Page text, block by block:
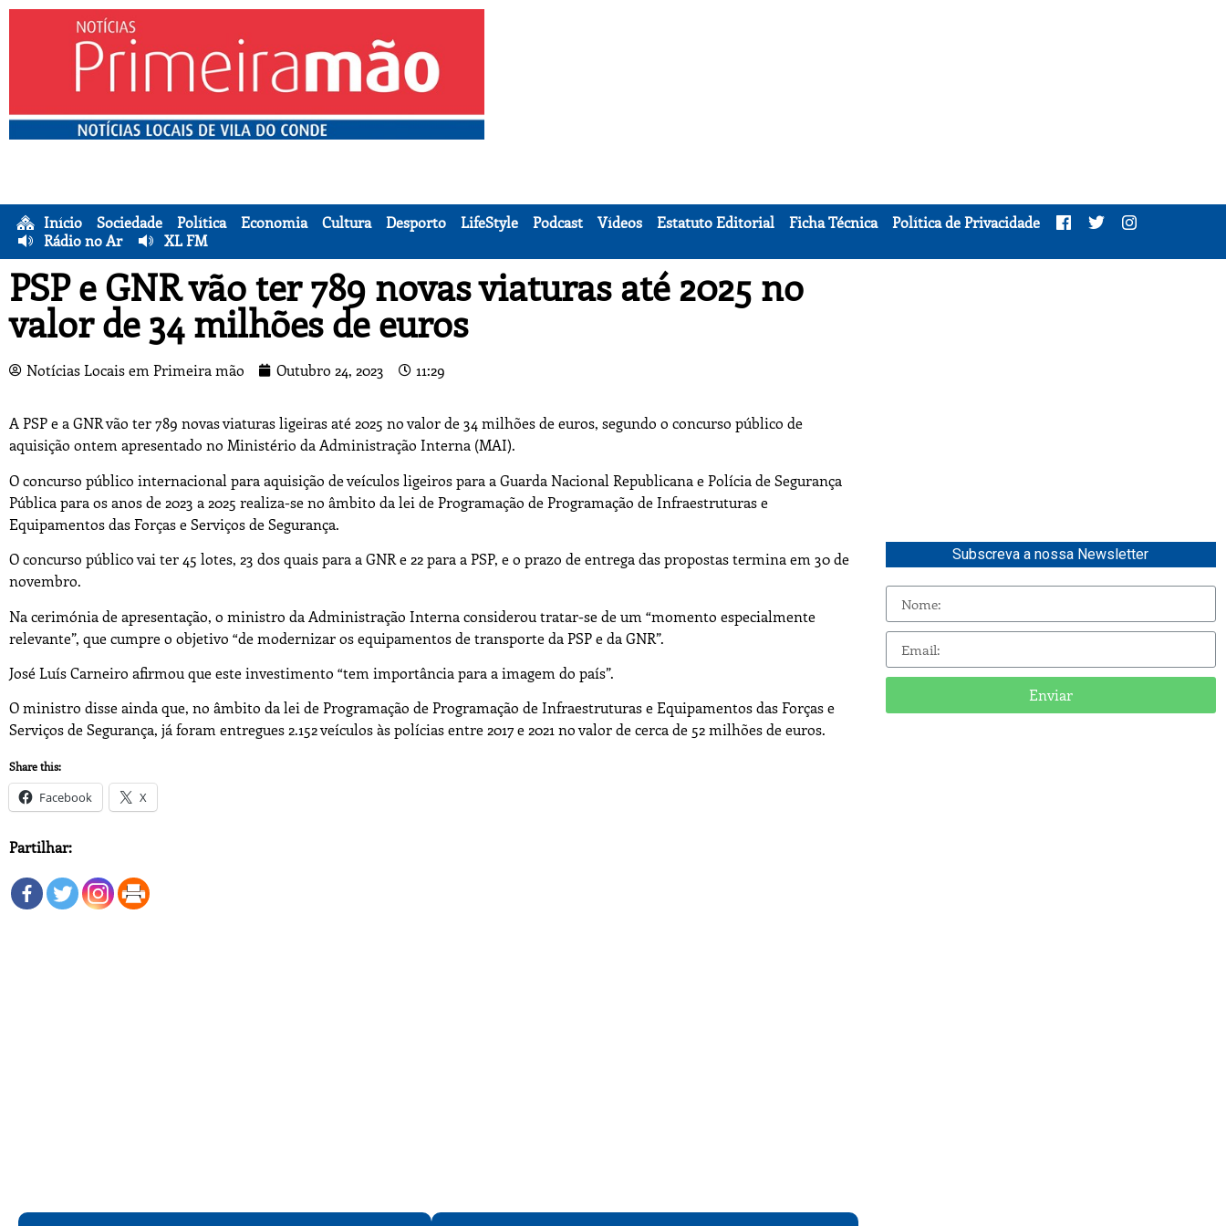
Início Sociedade Política Economia Cultura Desporto LifeStyle Podcast Vídeos Estatuto Editorial Ficha Técnica
Política de Privacidade
Rádio no Ar
XL FM
PSP e GNR vão ter 789 novas viaturas até 2025 no
valor de 34 milhões de euros
Notícias Locais em Primeira mão Outubro 24, 2023 11:29
A PSP e a GNR vão ter 789 novas viaturas ligeiras até 2025 no valor de 34 milhões de euros, segundo o concurso público de
aquisição ontem apresentado no Ministério da Administração Interna (MAI).
O concurso público internacional para aquisição de veículos ligeiros para a Guarda Nacional Republicana e Polícia de Segurança
Pública para os anos de 2023 a 2025 realiza-se no âmbito da lei de Programação de Programação de Infraestruturas e
Equipamentos das Forças e Serviços de Segurança.
O concurso público vai ter 45 lotes, 23 dos quais para a GNR e 22 para a PSP, e o prazo de entrega das propostas termina em 30 de
novembro.
Na cerimónia de apresentação, o ministro da Administração Interna considerou tratar-se de um “momento especialmente
relevante”, que cumpre o objetivo “de modernizar os equipamentos de transporte da PSP e da GNR”.
José Luís Carneiro afirmou que este investimento “tem importância para a imagem do país”.
O ministro disse ainda que, no âmbito da lei de Programação de Programação de Infraestruturas e Equipamentos das Forças e
Serviços de Segurança, já foram entregues 2.152 veículos às polícias entre 2017 e 2021 no valor de cerca de 52 milhões de euros.
Share this:
Facebook X
Partilhar:
Subscreva a nossa Newsletter
Enviar